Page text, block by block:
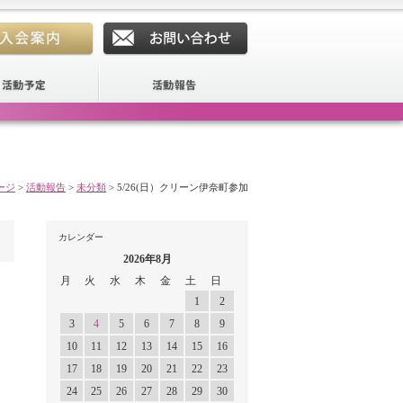
ジ > 活動報告 > 未分類 > 5/26(日）クリーン伊奈町参加
カレンダー
2026年8月
月
火 水 木 金 土
日
1
2
3
4 5 6 7 8
9
10
11 12 13 14 15
16
17
18 19 20 21 22
23
24
25 26 27 28 29 30